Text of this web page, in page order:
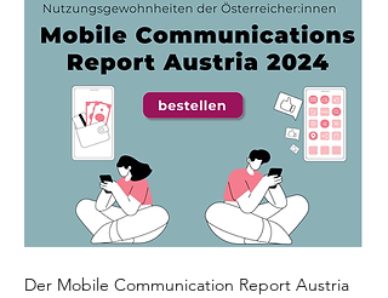
Der Mobile Communication Report Austria